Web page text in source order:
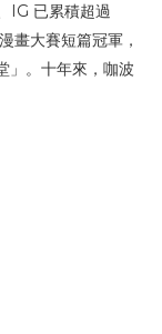
IG 已累積超過
大賽短篇冠軍，
」。十年來，咖波